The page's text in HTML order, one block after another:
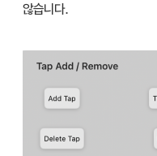
않습니다.